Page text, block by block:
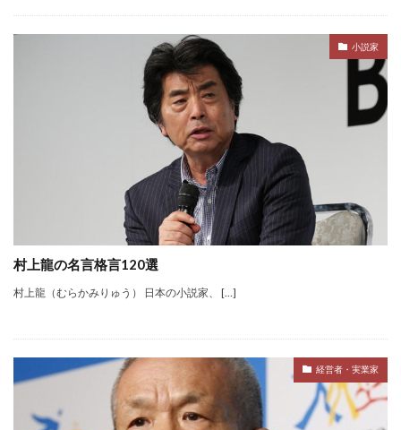
小説家
村上龍の名言格言120選
村上龍（むらかみりゅう） 日本の小説家、 […]
経営者・実業家